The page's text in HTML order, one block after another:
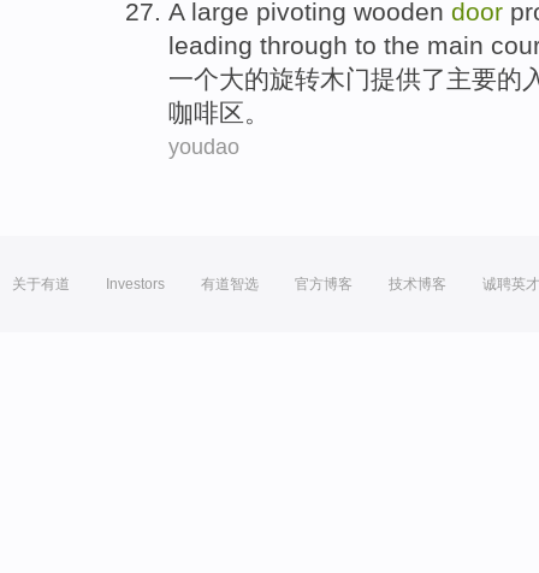
A large pivoting wooden door
leading through to the main
一个大的旋转木门提供了主要的
咖啡区。
youdao
关于有道 Investors 有道智选 官方博客 技术博客 诚聘英才